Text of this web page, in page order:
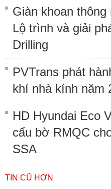
Giàn khoan
Lộ trình và giải
Drilling
PVTrans phát
khí nhà kính năm
HD Hyundai Eco
cẩu bờ RMQC
SSA
TIN CŨ HƠN